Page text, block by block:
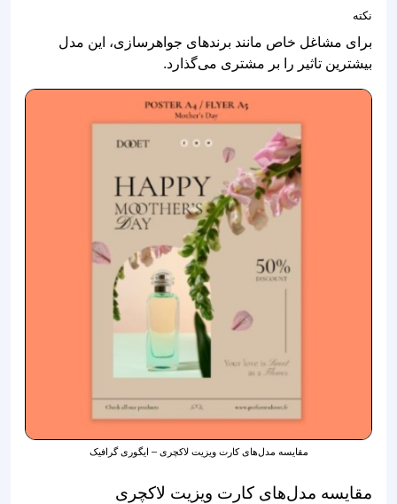
نکته
برای مشاغل خاص مانند برندهای جواهرسازی، این مدل
بیشترین تاثیر را بر مشتری می‌گذارد.
مقایسه مدل‌های کارت ویزیت لاکچری – ایگوری گرافیک
مقایسه مدل‌های کارت ویزیت لاکچری